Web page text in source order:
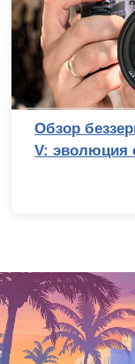
Обзор
V: эволюция